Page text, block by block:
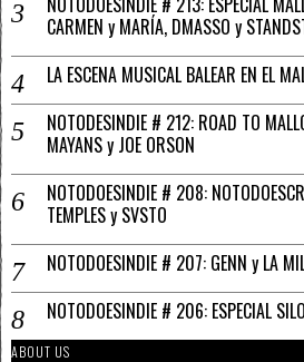
CARMEN y MARÍA, DMASSO y
LA ESCENA MUSICAL BALEAR EN EL
NOTODESINDIE # 212: ROAD TO
MAYANS y JOE ORSON
NOTODOESINDIE # 208:
TEMPLES y SVSTO
NOTODOESINDIE # 207: GENN y LA
NOTODOESINDIE # 206: ESPECIAL
ABOUT US